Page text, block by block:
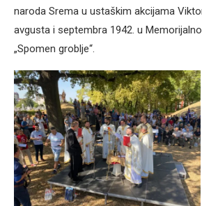
naroda Srema u ustaškim akcijama
avgusta i septembra 1942. u
„Spomen groblje“.